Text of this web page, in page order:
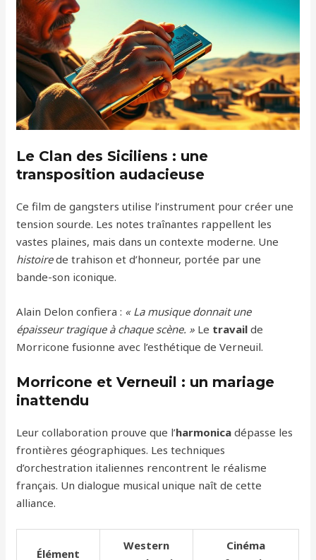
Le Clan des Siciliens : une
transposition audacieuse
Ce film de gangsters utilise l’instrument pour créer une
tension sourde. Les notes traînantes rappellent les
vastes plaines, mais dans un contexte moderne. Une
histoirede trahison et d’honneur, portée par une
bande-son iconique.
Alain Delon confiera : « La musique donnait une
épaisseur tragique à chaque scène. » Le travail de
Morricone fusionne avec l’esthétique de Verneuil.
Morricone et Verneuil : un mariage
inattendu
Leur collaboration prouve que l’harmonica dépasse les
frontières géographiques. Les techniques
d’orchestration italiennes rencontrent le réalisme
français. Un dialogue musical unique naît de cette
alliance.
Élément
Western
Cinéma